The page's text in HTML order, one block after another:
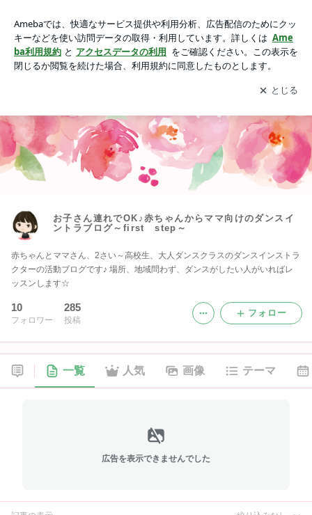
ログ～first step～
アプリをダウンロードして ブログの更新通知
を受け取りまし
ょう。
開く
お子さん連れでOK♪赤ちゃんからママ向けのダンスイ
ントラブログ～first step～
赤ちゃんとママさん、2さい～高校生、大人ダンスクラスのダンスインストラ
クターの活動ブログです♪ 場所、地域問わず、ダンスがしたい人がいればレ
ッスンします☆
10
フォロワー
285
投稿
フォロー
一覧 人気 画像 テーマ
広告を表示できませんでした